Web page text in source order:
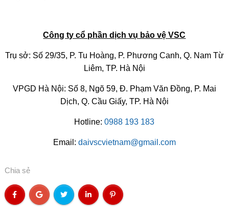
Công ty cổ phần dịch vụ bảo vệ VSC
Trụ sở: Số 29/35, P. Tu Hoàng, P. Phương Canh, Q. Nam Từ
Liêm, TP. Hà Nội
VPGD Hà Nội: Số 8, Ngõ 59, Đ. Phạm Văn Đồng, P. Mai
Dịch, Q. Cầu Giấy, TP. Hà Nội
Hotline:0988 193 183
Email: daivscvietnam@gmail.com
Chia sẻ